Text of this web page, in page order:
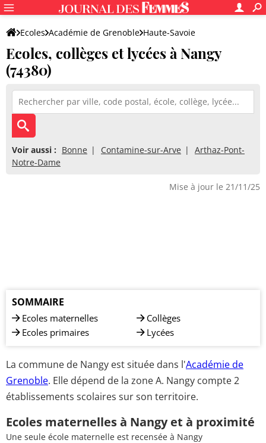
Ecoles Académie de Grenoble Haute-Savoie
Ecoles, collèges et lycées à Nangy
(74380)
Voir aussi : Bonne Contamine-sur-Arve
Arthaz-Pont-
Notre-Dame
Mise à jour le 21/11/25
SOMMAIRE
Ecoles maternelles
Ecoles primaires
Collèges
Lycées
La commune de Nangy est située dans l'Académie de
Grenoble. Elle dépend de la zone A. Nangy compte 2
établissements scolaires sur son territoire.
Ecoles maternelles à Nangy et à proximité
Une seule école maternelle est recensée à Nangy